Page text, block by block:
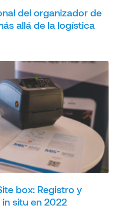
del organizador de
allá de la logística
box: Registro y
situ en 2022